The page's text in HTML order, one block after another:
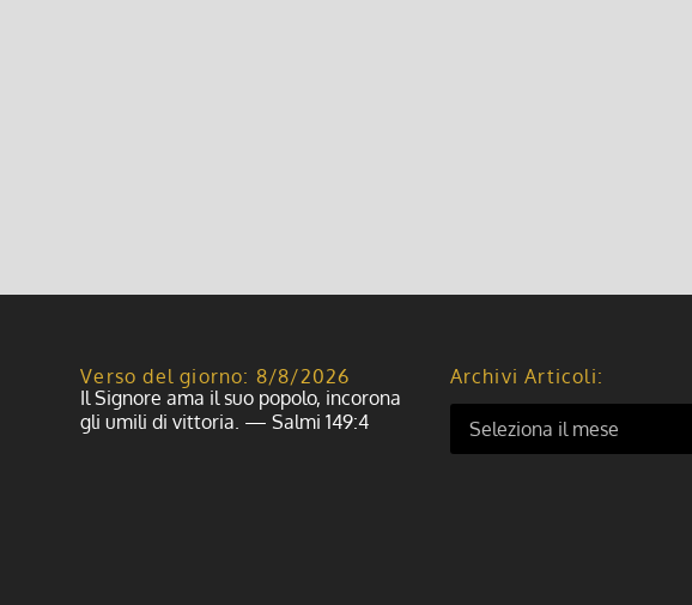
Verso del giorno: 8/8/2026
Il Signore ama il suo popolo, incorona
gli umili di vittoria. — Salmi 149:4
Archivi Articoli: